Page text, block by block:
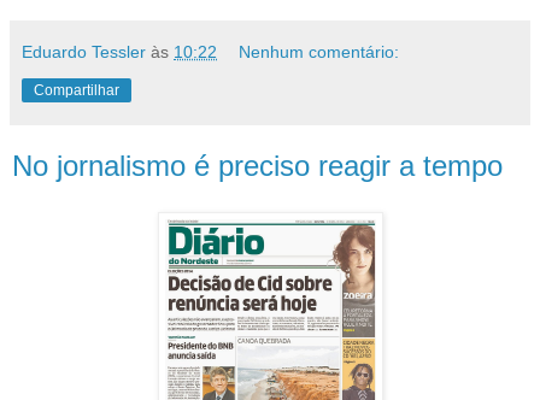
Eduardo Tessler às 10:22 Nenhum comentário:
Compartilhar
No jornalismo é preciso reagir a tempo